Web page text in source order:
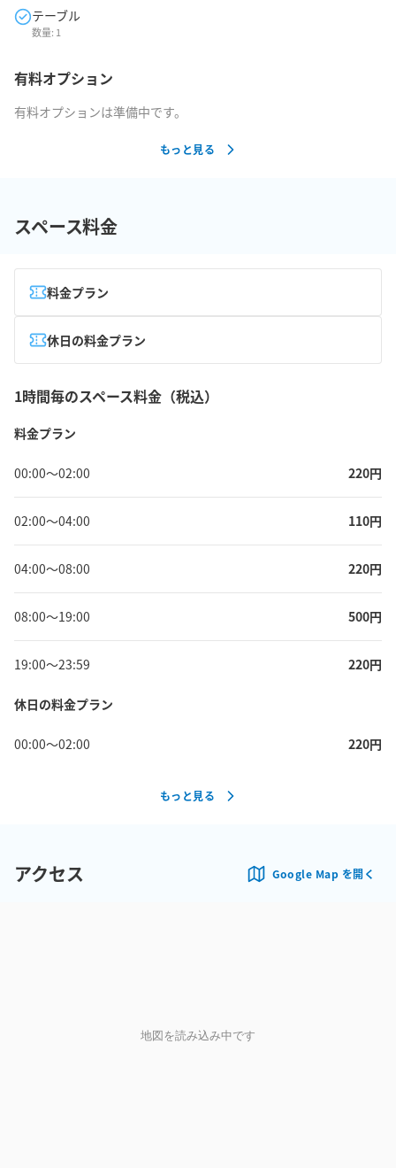
テーブル
数量: 1
有料オプション
有料オプションは準備中です。
もっと見る
スペース料金
料金プラン
休日の料金プラン
1時間毎のスペース料金（税込）
料金プラン
00:00〜02:00 220円
02:00〜04:00 110円
04:00〜08:00 220円
08:00〜19:00 500円
19:00〜23:59 220円
休日の料金プラン
00:00〜02:00 220円
もっと見る
アクセス Google Map を開く
地図を読み込み中です